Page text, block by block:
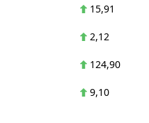
15,91
2,12
124,90
9,10